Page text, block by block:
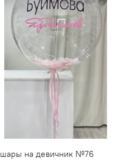
шары на девичник №76